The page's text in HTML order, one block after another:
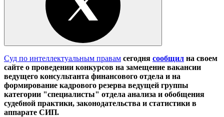
Суд по интеллектуальным правам сегодня сообщил на своем
сайте о проведении конкурсов на замещение вакансии
ведущего консультанта финансового отдела и на
формирование кадрового резерва ведущей группы
категории "специалисты" отдела анализа и обобщения
судебной практики, законодательства и статистики в
аппарате СИП.